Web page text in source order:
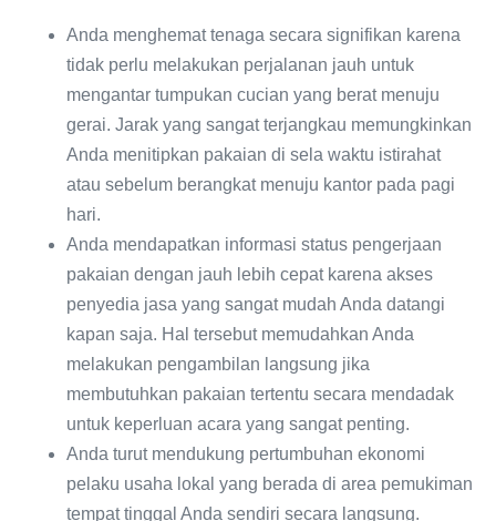
Anda menghemat tenaga secara signifikan karena
tidak perlu melakukan perjalanan jauh untuk
mengantar tumpukan cucian yang berat menuju
gerai. Jarak yang sangat terjangkau memungkinkan
Anda menitipkan pakaian di sela waktu istirahat
atau sebelum berangkat menuju kantor pada pagi
hari.
Anda mendapatkan informasi status pengerjaan
pakaian dengan jauh lebih cepat karena akses
penyedia jasa yang sangat mudah Anda datangi
kapan saja. Hal tersebut memudahkan Anda
melakukan pengambilan langsung jika
membutuhkan pakaian tertentu secara mendadak
untuk keperluan acara yang sangat penting.
Anda turut mendukung pertumbuhan ekonomi
pelaku usaha lokal yang berada di area pemukiman
tempat tinggal Anda sendiri secara langsung.